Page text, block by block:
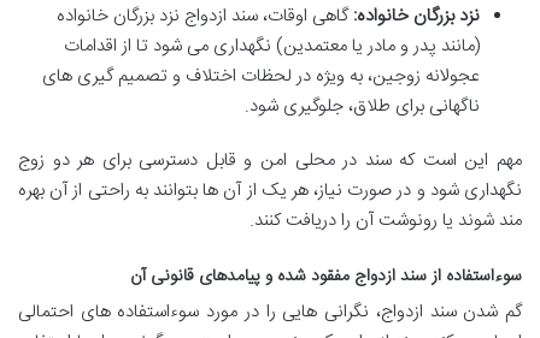
نزد بزرگان خانواده:گاهی اوقات، سند ازدواج نزد بزرگان خانواده
(مانند پدر و مادر یا معتمدین) نگهداری می شود تا از اقدامات
عجولانه زوجین، به ویژه در لحظات اختلاف و تصمیم گیری های
ناگهانی برای طلاق، جلوگیری شود.
مهم این است که سند در محلی امن و قابل دسترسی برای هر دو زوج
نگهداری شود و در صورت نیاز، هر یک از آن ها بتوانند به راحتی از آن بهره
مند شوند یا رونوشت آن را دریافت کنند.
سوءاستفاده از سند ازدواج مفقود شده و پیامدهای قانونی آن
گم شدن سند ازدواج، نگرانی هایی را در مورد سوءاستفاده های احتمالی